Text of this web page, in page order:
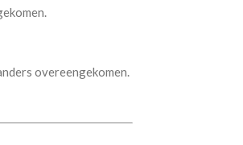
overeengekomen.